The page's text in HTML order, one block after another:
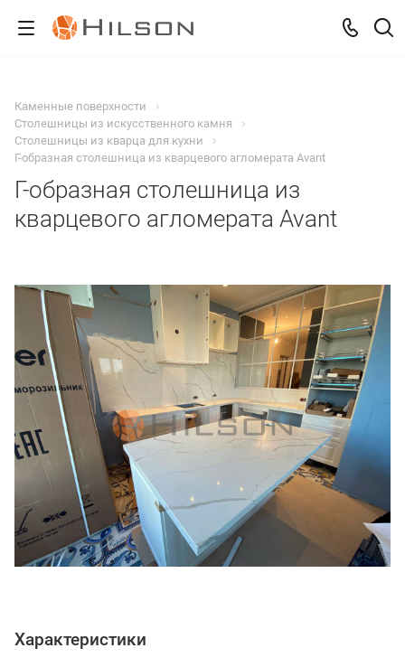
Каменные поверхности
Столешницы из искусственного камня
Столешницы из кварца для кухни
Г-образная столешница из кварцевого агломерата Avant
Г-образная столешница из
кварцевого агломерата Avant
Характеристики